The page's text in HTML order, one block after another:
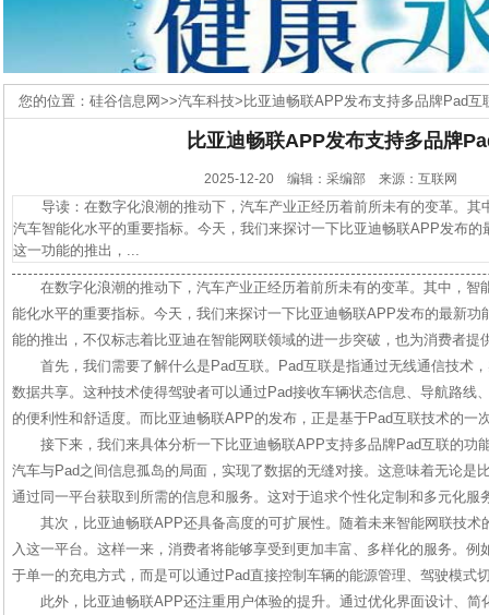
您的位置： 硅谷信息网>>汽车科技> 比亚迪畅联APP发布支持多品牌Pad互
比亚迪畅联APP发布支持多品牌
2025-12-20 编辑：采编部 来源：互联网
导读：在数字化浪潮的推动下，汽车产业正经历着前所未有的变革。其
汽车智能化水平的重要指标。今天，我们来探讨一下比亚迪畅联APP发布
这一功能的推出，...
在数字化浪潮的推动下，汽车产业正经历着前所未有的变革。其中，智
能化水平的重要指标。今天，我们来探讨一下比亚迪畅联APP发布的最新
能的推出，不仅标志着比亚迪在智能网联领域的进一步突破，也为消费者提
首先，我们需要了解什么是Pad互联。Pad互联是指通过无线通信技术
数据共享。这种技术使得驾驶者可以通过Pad接收车辆状态信息、导航路线
的便利性和舒适度。而比亚迪畅联APP的发布，正是基于Pad互联技术的一
接下来，我们来具体分析一下比亚迪畅联APP支持多品牌Pad互联的功
汽车与Pad之间信息孤岛的局面，实现了数据的无缝对接。这意味着无论是
通过同一平台获取到所需的信息和服务。这对于追求个性化定制和多元化服
其次，比亚迪畅联APP还具备高度的可扩展性。随着未来智能网联技术
入这一平台。这样一来，消费者将能够享受到更加丰富、多样化的服务。例
于单一的充电方式，而是可以通过Pad直接控制车辆的能源管理、驾驶模式
此外，比亚迪畅联APP还注重用户体验的提升。通过优化界面设计、